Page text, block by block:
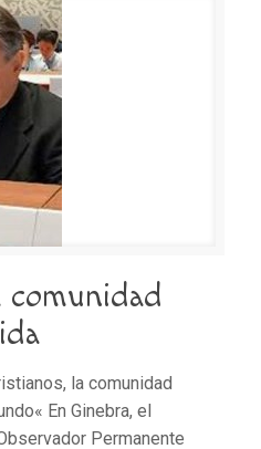
comunidad
la comunidad
En Ginebra, el
Permanente